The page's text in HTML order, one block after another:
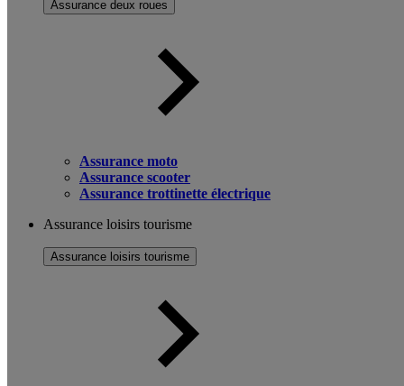
Assurance deux roues
Assurance moto
Assurance scooter
Assurance trottinette électrique
Assurance loisirs tourisme
Assurance loisirs tourisme